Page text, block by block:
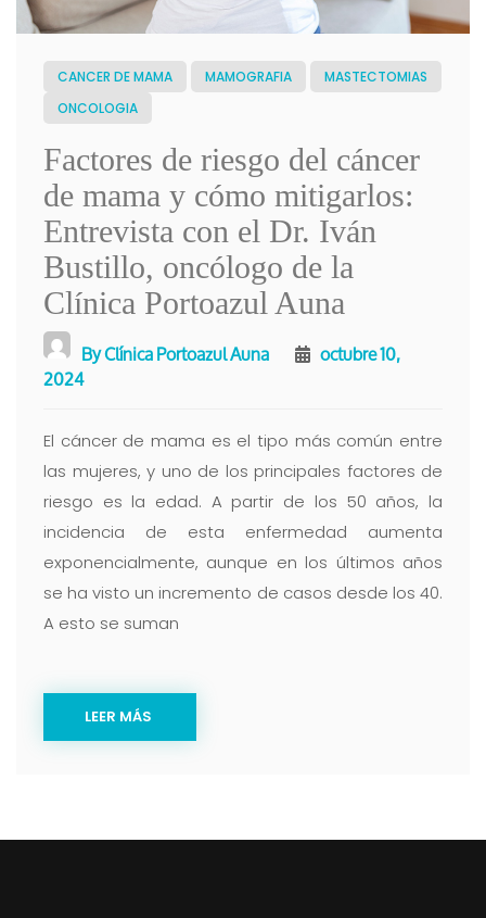
CANCER DE MAMA MAMOGRAFIA
MASTECTOMIAS
ONCOLOGIA
Factores de riesgo del cáncer
de mama y cómo mitigarlos:
Entrevista con el Dr. Iván
Bustillo, oncólogo de la
Clínica Portoazul Auna
ByClínica Portoazul Auna octubre 10,
2024
El cáncer de mama es el tipo más común entre
las mujeres, y uno de los principales factores de
riesgo es la edad. A partir de los 50 años, la
incidencia de esta enfermedad aumenta
exponencialmente, aunque en los últimos años
se ha visto un incremento de casos desde los 40.
A esto se suman
LEER MÁS